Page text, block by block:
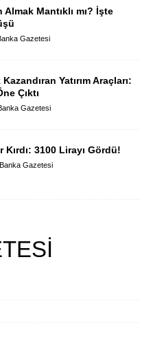
Mantıklı mı? İşte
Gazetesi
Yatırım Araçları:
Çıktı
Gazetesi
Kırdı: 3100 Lirayı Gördü!
Banka Gazetesi